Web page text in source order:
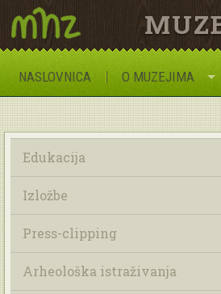
NASLOVNICA O MUZEJIMA
Edukacija
Izložbe
Press-clipping
Arheološka istraživanja